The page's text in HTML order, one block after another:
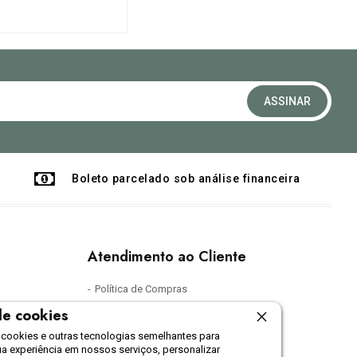
cookies
e outras tecnologias semelhantes para
experiência em nossos serviços, personalizar
Inscreva-
se
ASSINAR
Boleto parcelado sob análise financeira
Atendimento ao Cliente
Política de Compras
Política de Privacidade